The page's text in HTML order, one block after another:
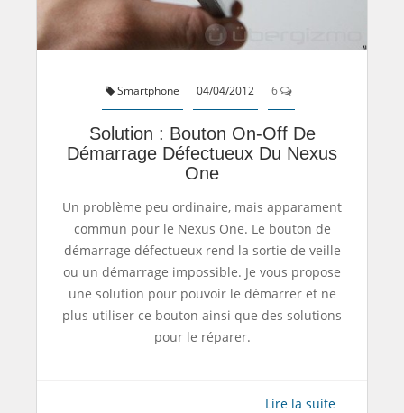
Smartphone 04/04/2012 6
Solution : Bouton On-Off De
Démarrage Défectueux Du Nexus
One
Un problème peu ordinaire, mais apparament
commun pour le Nexus One. Le bouton de
démarrage défectueux rend la sortie de veille
ou un démarrage impossible. Je vous propose
une solution pour pouvoir le démarrer et ne
plus utiliser ce bouton ainsi que des solutions
pour le réparer.
Lire la suite